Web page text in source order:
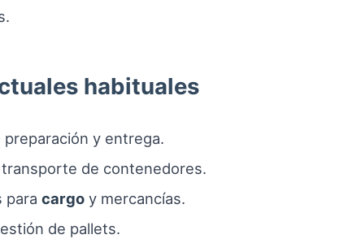
habituales
y entrega.
de contenedores.
para cargo y mercancías.
de pallets.